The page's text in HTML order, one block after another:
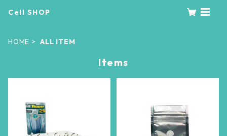
Cell SHOP
HOME ALL ITEM
Items